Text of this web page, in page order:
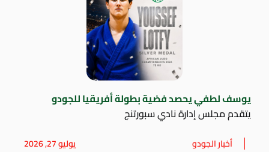
يوسف لطفي يحصد فضية بطولة أفريقيا للجودو
يتقدم مجلس إدارة نادي سبورتنج
أخبار الجودو يوليو 27, 2026